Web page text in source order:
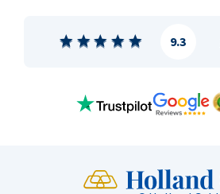
9.3